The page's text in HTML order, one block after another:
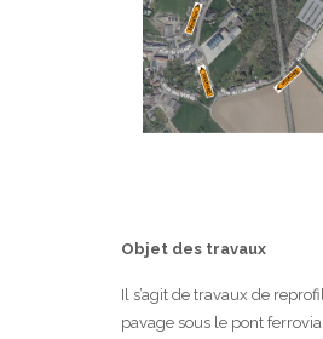
Objet des travaux
Il s’agit de travaux de
pavage sous le pont